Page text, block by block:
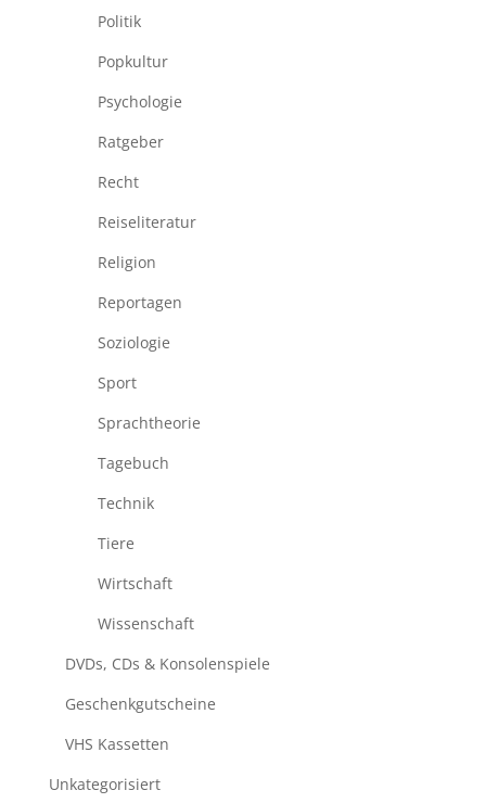
Politik
Popkultur
Psychologie
Ratgeber
Recht
Reiseliteratur
Religion
Reportagen
Soziologie
Sport
Sprachtheorie
Tagebuch
Technik
Tiere
Wirtschaft
Wissenschaft
DVDs, CDs & Konsolenspiele
Geschenkgutscheine
VHS Kassetten
Unkategorisiert